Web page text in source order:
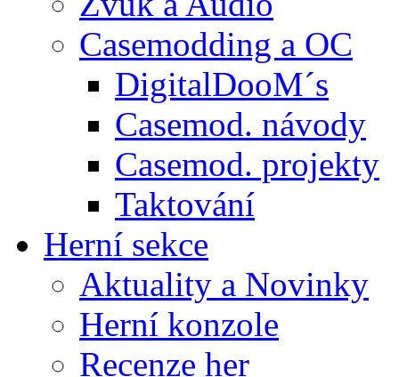
Casemodding a OC
DigitalDooM´s
Casemod. návody
Casemod. projekty
Taktování
Herní sekce
Aktuality a Novinky
Herní konzole
Recenze her